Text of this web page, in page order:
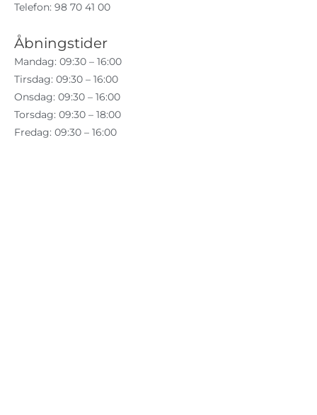
Telefon: 98 70 41 00
Åbningstider
Mandag: 09:30 – 16:00
Tirsdag: 09:30 – 16:00
Onsdag: 09:30 – 16:00
Torsdag: 09:30 – 18:00
Fredag: 09:30 – 16:00